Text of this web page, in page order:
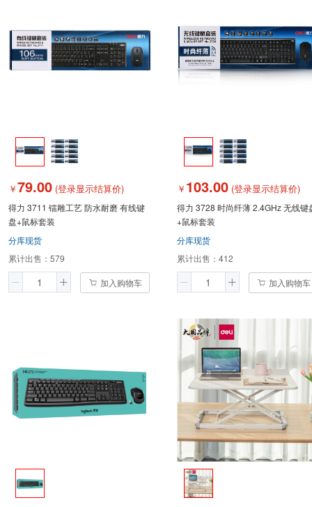
￥79.00 (登录显示结算价)
得力 3711 镭雕工艺 防水耐磨 有线键
盘+鼠标套装
分库现货
累计出售： 579
加入购物车
￥ 103.00 (登录显示结算价)
得力 3728 时尚纤薄 2.4GHz 无线键
+鼠标套装
分库现货
累计出售： 412
加入购物车